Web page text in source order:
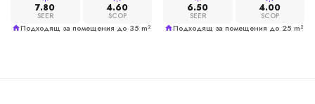
7.80
SEER
4.60
SCOP
Подходящ за помещения до 35 m²
6.50
SEER
4.00
SCOP
Подходящ за помещения до 25 m²